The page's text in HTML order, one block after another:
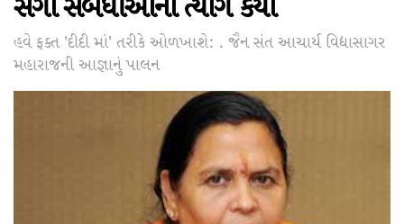
સગા સંબંધીઓનો ત્યાગ કર્યો
હવે ફક્ત 'દીદી માં' તરીકે ઓળખાશે: . જૈન સંત આચાર્ય વિદ્યાસાગર
મહારાજની આજ્ઞાનું પાલન